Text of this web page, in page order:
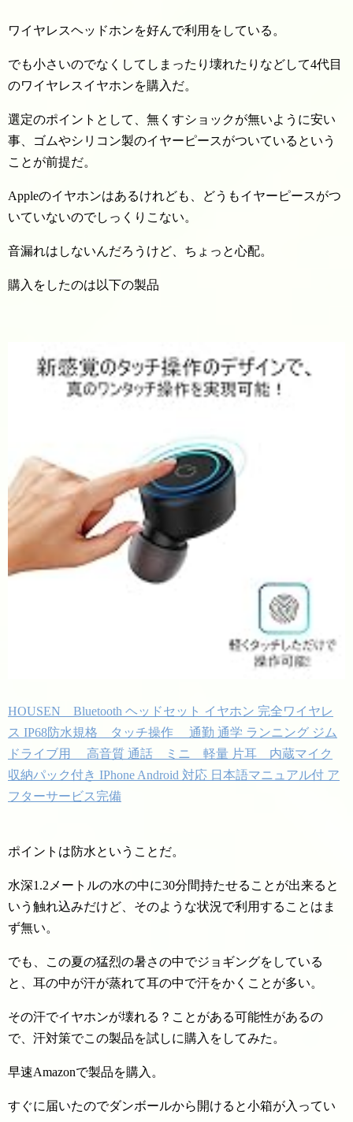
ワイヤレスヘッドホンを好んで利用をしている。
でも小さいのでなくしてしまったり壊れたりなどして4代目
のワイヤレスイヤホンを購入だ。
選定のポイントとして、無くすショックが無いように安い
事、ゴムやシリコン製のイヤーピースがついているという
ことが前提だ。
Appleのイヤホンはあるけれども、どうもイヤーピースがつ
いていないのでしっくりこない。
音漏れはしないんだろうけど、ちょっと心配。
購入をしたのは以下の製品
HOUSEN Bluetooth ヘッドセット イヤホン 完全ワイヤレ
ス IP68防水規格 タッチ操作 通勤 通学 ランニング ジム
ドライブ用 高音質 通話 ミニ 軽量 片耳 内蔵マイク
収納パック付き IPhone Android 対応 日本語マニュアル付 ア
フターサービス完備
ポイントは防水ということだ。
水深1.2メートルの水の中に30分間持たせることが出来ると
いう触れ込みだけど、そのような状況で利用することはま
ず無い。
でも、この夏の猛烈の暑さの中でジョギングをしている
と、耳の中が汗が蒸れて耳の中で汗をかくことが多い。
その汗でイヤホンが壊れる？ことがある可能性があるの
で、汗対策でこの製品を試しに購入をしてみた。
早速Amazonで製品を購入。
すぐに届いたのでダンボールから開けると小箱が入ってい